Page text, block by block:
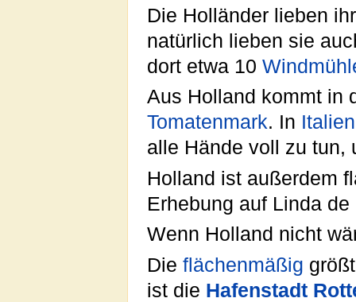
Die Holländer lieben
natürlich lieben sie
dort etwa 10
Aus Holland kommt in
Tomatenmark. In Italien
alle Hände voll zu tun,
Holland ist außerdem
Erhebung auf Linda
Wenn Holland nicht
Die flächenmäßig
ist die Hafenstadt